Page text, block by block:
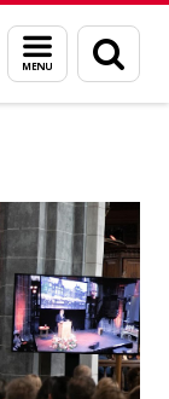
Menu
en
zoeken